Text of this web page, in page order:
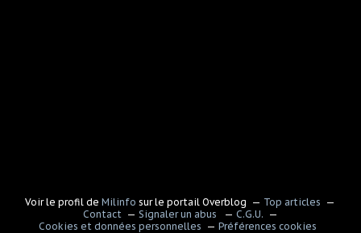
Voir le profil deMilinfo sur le portail Overblog
Top articles
Contact
Signaler un abus
C.G.U.
Cookies et données personnelles
Préférences cookies